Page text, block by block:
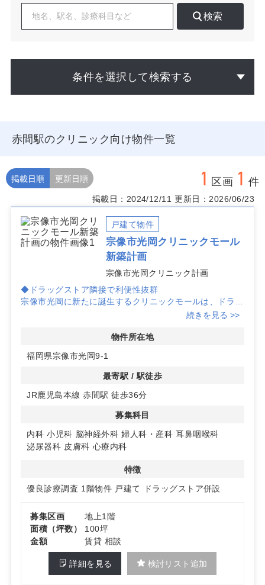
開業検討では、駅改札からの視認性、主要バス乗り場や
護事業所との距離、ベビーカーや高齢者に配慮した出入
口アプローチ、ロードサイドなら右左折のしやすさと看
板到達距離を重視すると、赤間駅でのクリニックの集患
力を高めやすくなります。加えて学校・大型店舗・住宅
当サイトでは赤間駅のクリニック向け物件を随時更新し
ださい。赤間駅での最適な物件選定と開業戦略づくりを
ご一緒に進めます。
検索
条件を選択して検索する
赤間駅のクリニック向け物件一覧
1 区画 1 件
掲載日順 更新日順
掲載日：2024/12/11 更新日：2026/06/23
戸建て物件
宗像市光岡クリニックモール
新築計画
宗像市光岡クリニック計画
◆ドラッグストア隣接で利便性抜群
宗像市光岡に新たに誕生するクリニックモールは、ドラッ
グストアに隣接しており、患者様の利便性を高めます。
◆多科目対応で集患力アップ
能。地域の医療ニーズを幅広くカバーします。
駐車場には93台のスペースを確保。車での来院も安心で
続きを見る >>
物件所在地
福岡県宗像市光岡9-1
最寄駅 / 駅徒歩
JR鹿児島本線 赤間駅 徒歩36分
募集科目
内科 小児科 脳神経外科 婦人科・産科 耳鼻咽喉科
泌尿器科 皮膚科 心療内科
特徴
優良診療調査 1階物件 戸建て ドラッグストア併設
募集区画
地上1階
面積（坪数）
100坪
金額
賃貸 相談
詳細を見る 検討リスト追加